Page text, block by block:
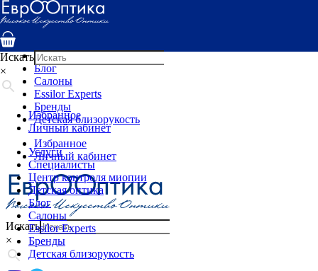
Услуги
Специалисты
Детская оптика
Блог
Салоны
Essilor Experts
Бренды
Детская близорукость
Избранное
Личный кабинет
Искать
×
Искать
×
Избранное
Личный кабинет
Услуги
Специалисты
Центр контроля миопии
Детская оптика
Блог
Салоны
Essilor Experts
Бренды
Детская близорукость